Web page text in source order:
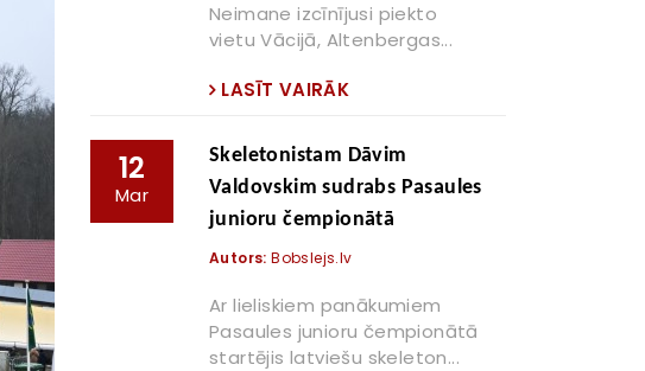
Neimane izcīnījusi piekto
vietu Vācijā, Altenbergas...
LASĪT VAIRĀK
12
Mar
Skeletonistam Dāvim
Valdovskim sudrabs Pasaules
junioru čempionātā
Autors: Bobslejs.lv
Ar lieliskiem panākumiem
Pasaules junioru čempionātā
startējis latviešu skeleton...